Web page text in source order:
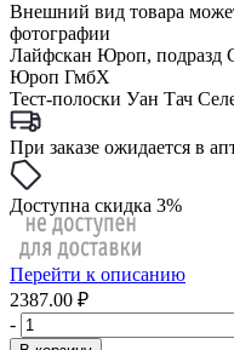
Внешний вид товара
фотографии
Лайфскан Юроп, подразд
Юроп ГмбХ
Тест-полоски Уан Тач
При заказе ожидается в
Доступна скидка 3%
Перейти к описанию
2387.00 ₽
-